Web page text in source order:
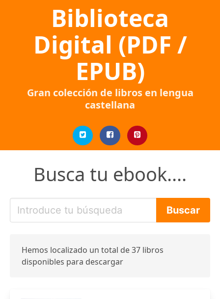
Biblioteca
Digital (PDF /
EPUB)
Gran colección de libros en lengua
castellana
Busca tu ebook....
Hemos localizado un total de 37 libros
disponibles para descargar